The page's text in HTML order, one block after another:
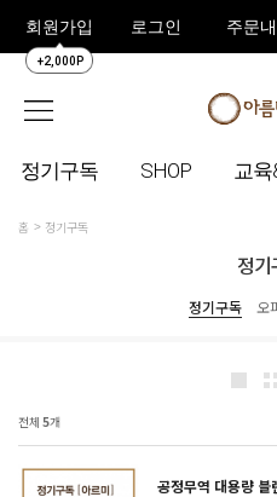
회원가입
+2,000P
로그인 주문
정기구독 SHOP 교육
홈 정기구독
정기
정기구독 오
전체 5개
공정무역 대용량 블